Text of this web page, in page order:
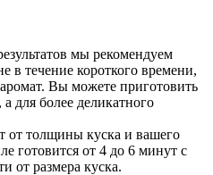
мы рекомендуем
в течение короткого времени,
Вы можете приготовить
для более деликатного
от толщины куска и вашего
готовится от 4 до 6 минут с
от размера куска.